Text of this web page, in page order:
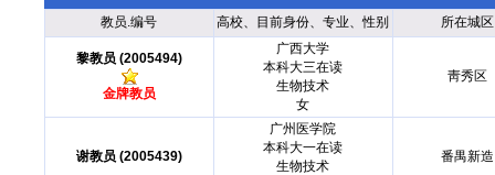
教员.编号 高校、目前身份、专业、性别 所在城区
黎教员 (2005494)
金牌教员
广西大学
本科大三在读
生物技术
女
靑秀区
谢教员 (2005439)
广州医学院
本科大一在读
生物技术
番禺新造